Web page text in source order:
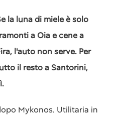
la luna di miele è solo
a Oia e cene a
l'auto non serve. Per
il resto a Santorini,
Mykonos. Utilitaria in